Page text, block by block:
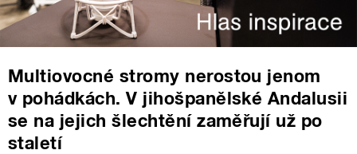
Multiovocné stromy nerostou jenom
v pohádkách. V jihošpanělské Andalusii
se na jejich šlechtění zaměřují už po
staletí